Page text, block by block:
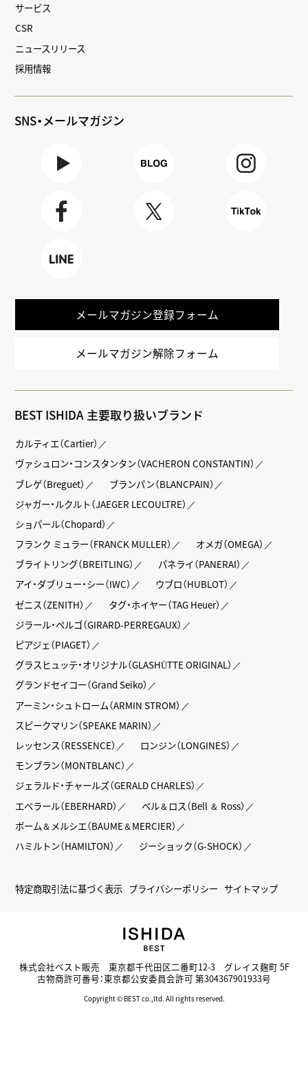
サービス
CSR
ニュースリリース
採用情報
SNS・メールマガジン
メールマガジン登録フォーム
メールマガジン解除フォーム
BEST ISHIDA 主要取り扱いブランド
カルティエ（Cartier）
ヴァシュロン・コンスタンタン（VACHERON CONSTANTIN）
ブレゲ（Breguet）
ブランパン（BLANCPAIN）
ジャガー・ルクルト（JAEGER LECOULTRE）
ショパール（Chopard）
フランク ミュラー（FRANCK MULLER）
オメガ（OMEGA）
ブライトリング（BREITLING）
パネライ（PANERAI）
アイ・ダブリュー・シー（IWC）
ウブロ（HUBLOT）
ゼニス（ZENITH）
タグ・ホイヤー（TAG Heuer）
ジラール・ペルゴ（GIRARD-PERREGAUX）
ピアジェ（PIAGET）
グラスヒュッテ・オリジナル（GLASHÜTTE ORIGINAL）
グランドセイコー（Grand Seiko）
アーミン・シュトローム（ARMIN STROM）
スピークマリン（SPEAKE MARIN）
レッセンス（RESSENCE）
ロンジン（LONGINES）
モンブラン（MONTBLANC）
ジェラルド・チャールズ（GERALD CHARLES）
エベラール（EBERHARD）
ベル＆ロス（Bell ＆ Ross）
ボーム＆メルシエ（BAUME＆MERCIER）
ハミルトン（HAMILTON）
ジーショック（G-SHOCK）
特定商取引法に基づく表示 プライバシーポリシー サイトマップ
株式会社ベスト販売 東京都千代田区二番町12-3 グレイス麹町 5F
古物商許可番号：東京都公安委員会許可 第304367901933号
Copyright © BEST co.,ltd. All rights reserved.